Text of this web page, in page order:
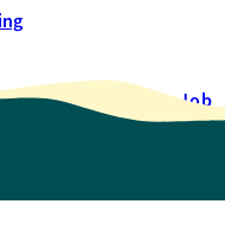
over selvbetjeningJob